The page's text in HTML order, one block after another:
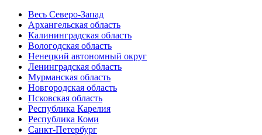
Весь Северо-Запад
Архангельская область
Калининградская область
Вологодская область
Ненецкий автономный округ
Ленинградская область
Мурманская область
Новгородская область
Псковская область
Республика Карелия
Республика Коми
Санкт-Петербург